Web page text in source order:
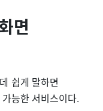
면
쉽게 말하면
능한 서비스이다.